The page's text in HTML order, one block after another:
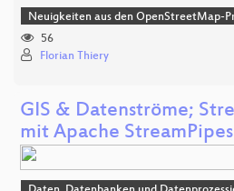
Neuigkeiten aus den OpenStreetMap-
56
Florian Thiery
GIS & Datenströme;
mit Apache StreamPipes